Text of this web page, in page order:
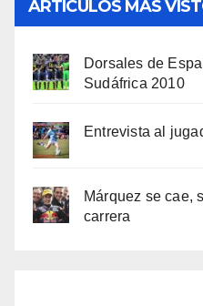
ARTÍCULOS MÁS
Dorsales de
Sudáfrica 2010
Entrevista al
Márquez se cae,
carrera